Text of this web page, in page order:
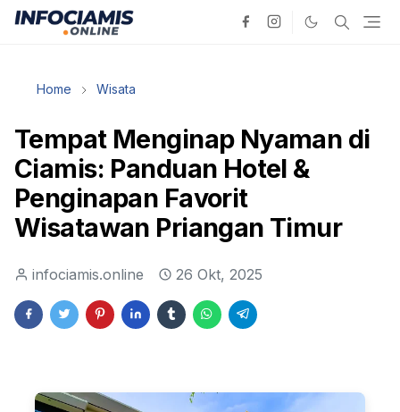
Home Wisata
Tempat Menginap Nyaman di
Ciamis: Panduan Hotel &
Penginapan Favorit
Wisatawan Priangan Timur
infociamis.online 26 Okt, 2025